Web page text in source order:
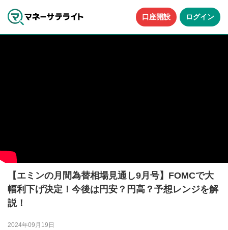
口座開設 ログイン
【エミンの月間為替相場見通し9月号】FOMCで大
幅利下げ決定！今後は円安？円高？予想レンジを解
説！
2024年09月19日